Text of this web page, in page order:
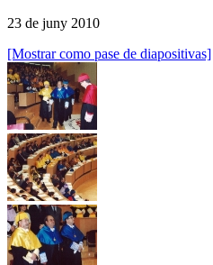
23 de juny 2010
[Mostrar como pase de diapositivas]